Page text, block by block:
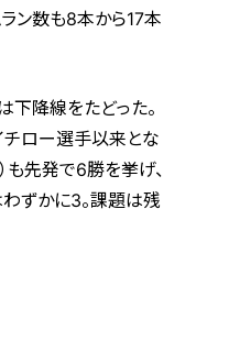
ン数も8本から17本
下降線をたどった。
ロー選手以来とな
も先発で6勝を挙げ、
ずかに3。課題は残